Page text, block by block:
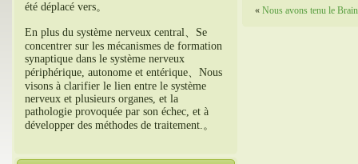
été déplacé vers。
En plus du système nerveux central、Se
concentrer sur les mécanismes de formation
synaptique dans le système nerveux
périphérique, autonome et entérique、Nous
visons à clarifier le lien entre le système
nerveux et plusieurs organes, et la
pathologie provoquée par son échec, et à
développer des méthodes de traitement.。
« Nous avons tenu le